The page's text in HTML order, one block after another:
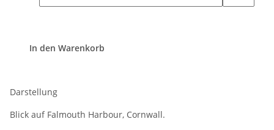
In den Warenkorb
Darstellung
Blick auf Falmouth Harbour, Cornwall.